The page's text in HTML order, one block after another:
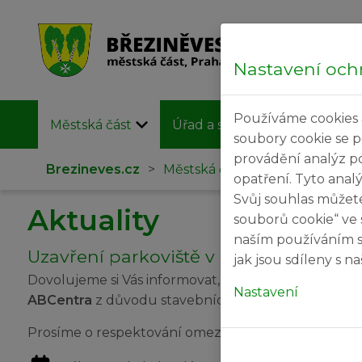
Městská část Úřad a samospráva
Brezineves.cz > Městská část Aktuality
Aktuality
Uzavření parkoviště v areálu
Dovolujeme si Vás informovat, že
ABCentra z důvodu stavebních prací souvisejících
Prosíme o respektování omezení a děkujeme za
Nastavení
Používáme
soubory cookie se
provádění analýz
opatření. Tyto
Svůj souhlas
souborů cookie“
naším používáním
jak jsou sdíleny s
Nastavení